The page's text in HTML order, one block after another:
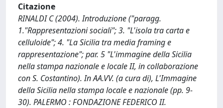
Citazione
RINALDI C (2004). Introduzione ("paragg.
1."Rappresentazioni sociali"; 3. "L'isola tra carta e
celluloide"; 4. "La Sicilia tra media framing e
rappresentazione"; par. 5 "L'immagine della Sicilia
nella stampa nazionale e locale II, in collaborazione
con S. Costantino). In AA.VV. (a cura di), L'Immagine
della Sicilia nella stampa locale e nazionale (pp. 9-
30). PALERMO : FONDAZIONE FEDERICO II.